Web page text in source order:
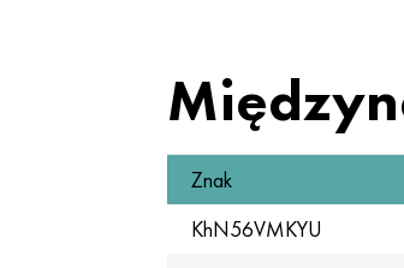
Znak
KhN56VMKYU